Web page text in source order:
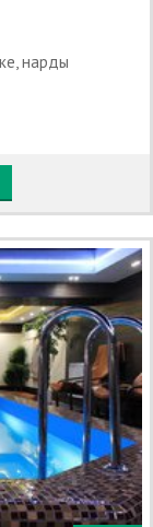
нарды